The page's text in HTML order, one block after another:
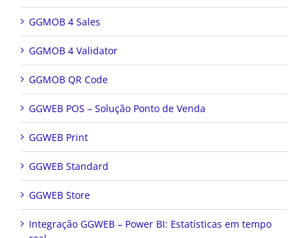
GGMOB 4 Sales
GGMOB 4 Validator
GGMOB QR Code
GGWEB POS – Solução Ponto de Venda
GGWEB Print
GGWEB Standard
GGWEB Store
Integração GGWEB – Power BI: Estatísticas em tempo